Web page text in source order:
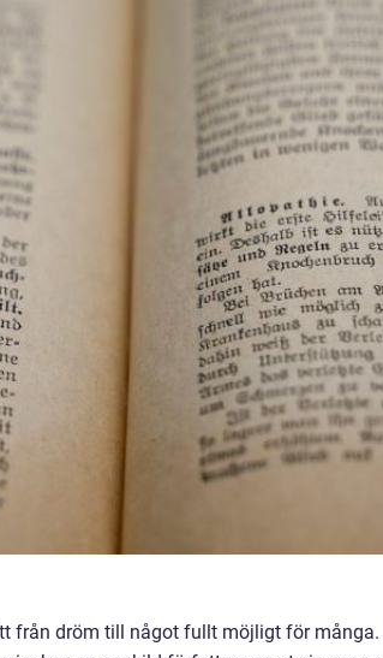
från dröm till något fullt möjligt för många.